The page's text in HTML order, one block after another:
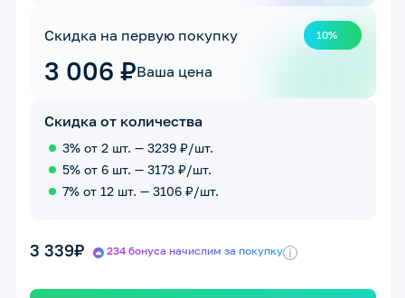
Скидка на первую покупку 10%
3 006 ₽Ваша цена
Скидка от количества
3% от 2 шт. — 3239 ₽/шт.
5% от 6 шт. — 3173 ₽/шт.
7% от 12 шт. — 3106 ₽/шт.
3 339₽ 234 бонуса начислим за покупку i